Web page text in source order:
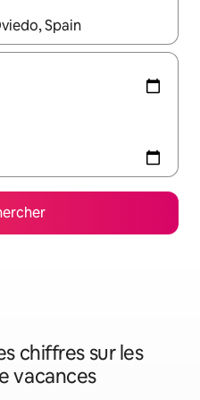
utilisez les flèches vers le
chiffres sur les
vacances